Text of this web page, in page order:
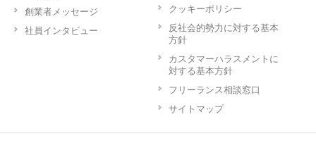
創業者メッセージ
社員インタビュー
クッキーポリシー
反社会的勢力に対する基本
方針
カスタマーハラスメントに
対する基本方針
フリーランス相談窓口
サイトマップ